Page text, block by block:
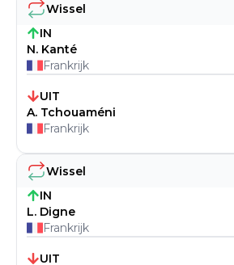
Wissel
IN
L. Digne
Frankrijk
UIT
Wissel
IN
N. Kanté
Frankrijk
UIT
A. Tchouaméni
Frankrijk